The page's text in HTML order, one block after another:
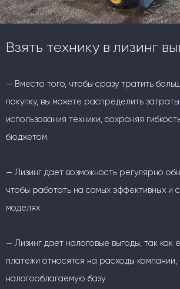
Взять технику в лизинг
— Вместо того, чтобы сразу тратить
покупку, вы можете распределить
использования техники, сохраняя
бюджетом.
— Лизинг дает возможность регулярно
чтобы работать на самых эффективных и
моделях.
— Лизинг дает налоговые выгоды, так как
платежи относятся на расходы компании,
налогооблагаемую базу.